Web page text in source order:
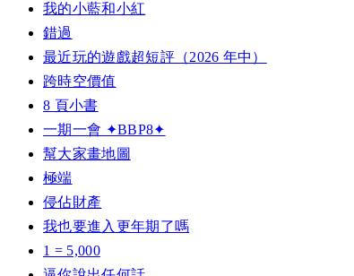
我的小藍和小紅
錯過
最近玩的遊戲超短評（2026 年中）
跨時空價值
8 頁小書
一期一會 ✦BBP8✦
幫大家畫地圖
極端
侵佔財產
我也要進入更年期了嗎
1 = 5,000